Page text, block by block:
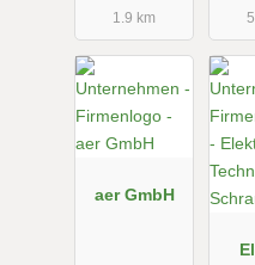
1.9 km
aer GmbH